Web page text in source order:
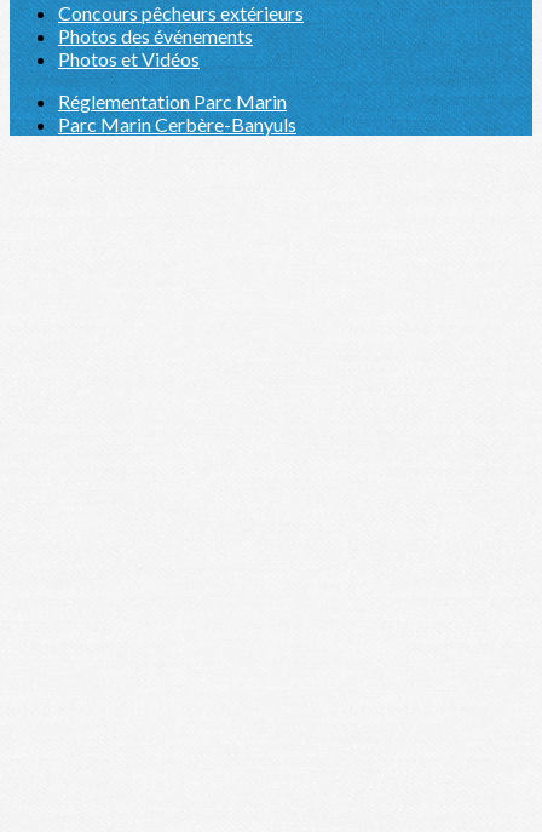
Concours pêcheurs extérieurs
Photos des événements
Photos et Vidéos
Réglementation Parc Marin
Parc Marin Cerbère-Banyuls